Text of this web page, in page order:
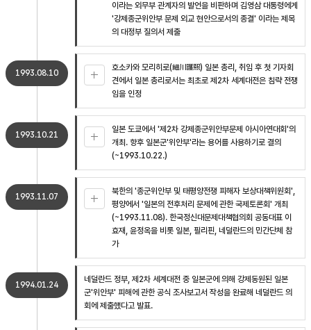
이라는 외무부 관계자의 발언을 비판하며 김영삼 대통령에게
'강제종군위안부 문제 외교 현안으로서의 종결' 이라는 제목
의 대정부 질의서 제출
1993.08.10
호소카와 모리히로(細川護煕) 일본 총리, 취임 후 첫 기자회
견에서 일본 총리로서는 최초로 제2차 세계대전은 침략 전쟁
임을 인정
1993.10.21
일본 도쿄에서 '제2차 강제종군위안부문제 아시아연대회'의
개최. 향후 일본군'위안부'라는 용어를 사용하기로 결의
(~1993.10.22.)
1993.11.07
북한의 '종군위안부 및 태평양전쟁 피해자 보상대책위원회',
평양에서 '일본의 전후처리 문제에 관한 국제토론회' 개최
(~1993.11.08). 한국정신대문제대책협의회 공동대표 이
효재, 윤정옥을 비롯 일본, 필리핀, 네덜란드의 민간단체 참
가
1994.01.24
네덜란드 정부, 제2차 세계대전 중 일본군에 의해 강제동원된 일본
군'위안부' 피해에 관한 공식 조사보고서 작성을 완료해 네덜란드 의
회에 제출했다고 발표.